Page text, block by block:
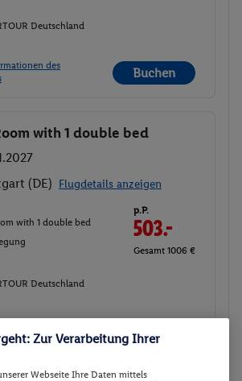
Deutschland
des
Buchen
with 1 double bed
(DE) Flugdetails anzeigen
with 1 double bed
p.P.
503.-
Gesamt 1006 €
Deutschland
Buchen
Zur Verarbeitung Ihrer
Webseite Ihre Daten mittels